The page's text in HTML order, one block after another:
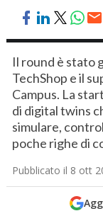
Il round è stato
TechShop e il
Campus. La
di digital twins
simulare,
poche righe di
Pubblicato il 8 ott